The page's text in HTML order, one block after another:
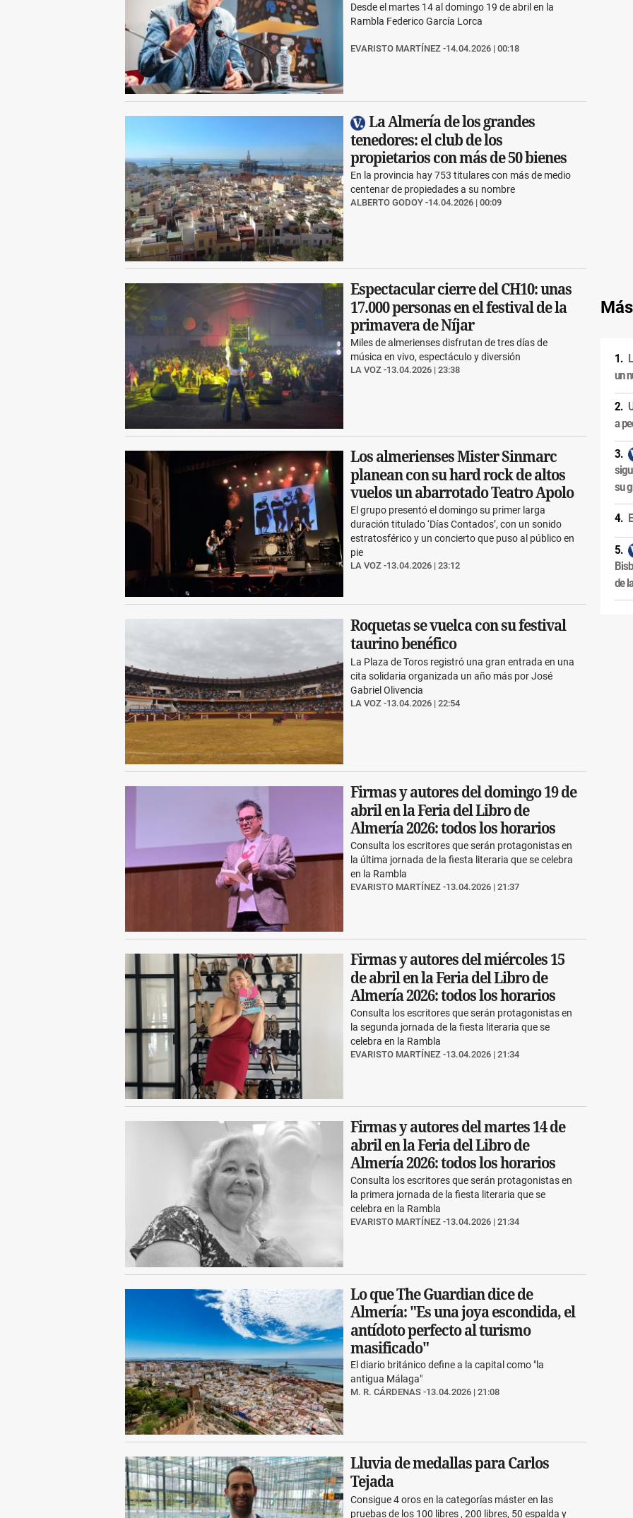
EVARISTO MARTÍNEZ 14.04.2026 | 00:18
Desde el martes 14 al domingo 19 de abril en la
Rambla Federico García Lorca
La Almería de los grandes
tenedores: el club de los
propietarios con más de 50 bienes
ALBERTO GODOY 14.04.2026 | 00:09
En la provincia hay 753 titulares con más de medio
centenar de propiedades a su nombre
Espectacular cierre del CH10: unas
17.000 personas en el festival de la
primavera de Níjar
LA VOZ 13.04.2026 | 23:38
Miles de almerienses disfrutan de tres días de
música en vivo, espectáculo y diversión
Los almerienses Mister Sinmarc
planean con su hard rock de altos
vuelos un abarrotado Teatro Apolo
LA VOZ 13.04.2026 | 23:12
El grupo presentó el domingo su primer larga
duración titulado ‘Días Contados’, con un sonido
estratosférico y un concierto que puso al público en
pie
Roquetas se vuelca con su festival
taurino benéfico
LA VOZ 13.04.2026 | 22:54
La Plaza de Toros registró una gran entrada en una
cita solidaria organizada un año más por José
Gabriel Olivencia
Firmas y autores del domingo 19 de
abril en la Feria del Libro de
Almería 2026: todos los horarios
EVARISTO MARTÍNEZ 13.04.2026 | 21:37
Consulta los escritores que serán protagonistas en
la última jornada de la fiesta literaria que se celebra
en la Rambla
Firmas y autores del miércoles 15
de abril en la Feria del Libro de
Almería 2026: todos los horarios
EVARISTO MARTÍNEZ 13.04.2026 | 21:34
Consulta los escritores que serán protagonistas en
la segunda jornada de la fiesta literaria que se
celebra en la Rambla
Firmas y autores del martes 14 de
abril en la Feria del Libro de
Almería 2026: todos los horarios
EVARISTO MARTÍNEZ 13.04.2026 | 21:34
Consulta los escritores que serán protagonistas en
la primera jornada de la fiesta literaria que se
celebra en la Rambla
Lo que The Guardian dice de
Almería: "Es una joya escondida, el
antídoto perfecto al turismo
masificado"
M. R. CÁRDENAS 13.04.2026 | 21:08
El diario británico define a la capital como "la
antigua Málaga"
Lluvia de medallas para Carlos
Tejada
Consigue 4 oros en la categorías máster en las
pruebas de los 100 libres , 200 libres, 50 espalda y
un
a
su
de